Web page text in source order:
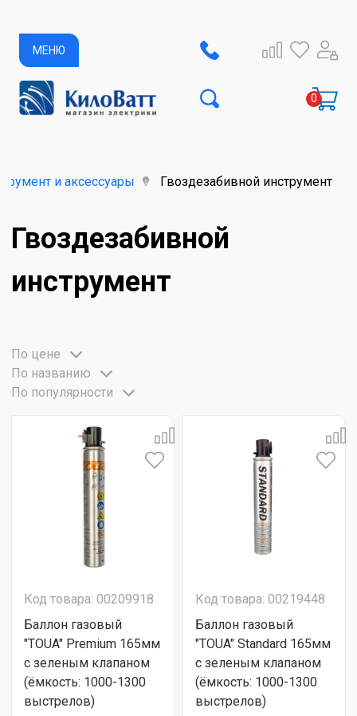
МЕНЮ
и аксессуары Гвоздезабивной инструмент
Гвоздезабивной
инструмент
По цене
По названию
По популярности
Код товара: 00209918
Баллон газовый
"TOUA" Premium 165мм
c зеленым клапаном
(ёмкость: 1000-1300
выстрелов)
Код товара: 00219448
Баллон газовый
"TOUA" Standard 165мм
c зеленым клапаном
(ёмкость: 1000-1300
выстрелов)